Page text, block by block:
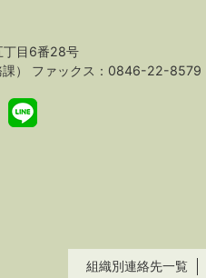
目6番28号
） ファックス：0846-22-8579
組織別連絡先一覧